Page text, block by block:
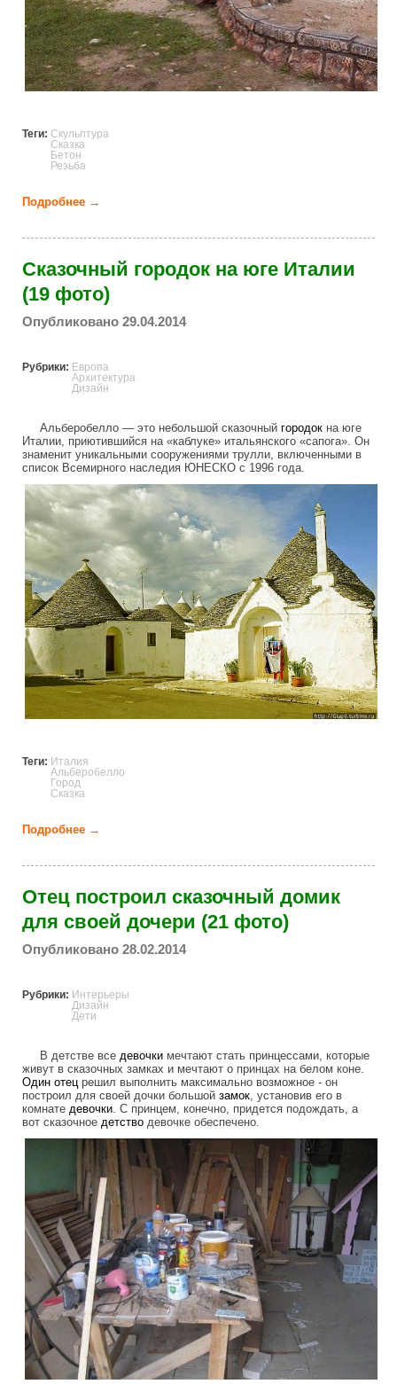
Теги: Скульптура
Сказка
Бетон
Резьба
Подробнее →
Сказочный городок на юге Италии
(19 фото)
Опубликовано 29.04.2014
Рубрики: Европа
Архитектура
Дизайн
Альберобелло — это небольшой сказочный городок на юге
Италии, приютившийся на «каблуке» итальянского «сапога». Он
знаменит уникальными сооружениями трулли, включенными в
список Всемирного наследия ЮНЕСКО с 1996 года.
fairy_town_in_italy.jpg
Теги: Италия
Альберобелло
Город
Сказка
Подробнее →
Отец построил сказочный домик
для своей дочери (21 фото)
Опубликовано 28.02.2014
Рубрики: Интерьеры
Дизайн
Дети
В детстве все девочки мечтают стать принцессами, которые
живут в сказочных замках и мечтают о принцах на белом коне.
Один отец решил выполнить максимально возможное - он
построил для своей дочки большой замок , установив его в
комнате девочки . С принцем, конечно, придется подождать, а
вот сказочное детство девочке обеспечено.